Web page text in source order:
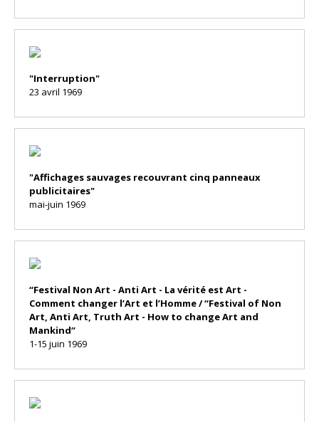
"Interruption"
23 avril 1969
"Affichages sauvages recouvrant cinq panneaux
publicitaires"
mai-juin 1969
“Festival Non Art - Anti Art - La vérité est Art -
Comment changer l’Art et l’Homme / “Festival of Non
Art, Anti Art, Truth Art - How to change Art and
Mankind“
1-15 juin 1969